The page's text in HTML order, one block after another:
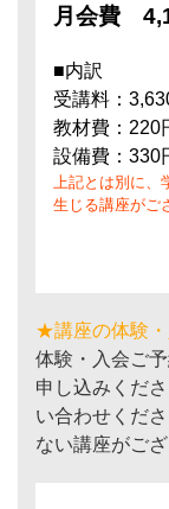
月会費
■内訳
受講料：
教材費：220
設備費：330
上記とは別に、
生じる講座がご
★講座の体験
体験・入会ご
申し込みくだ
い合わせくだ
ない講座がござ